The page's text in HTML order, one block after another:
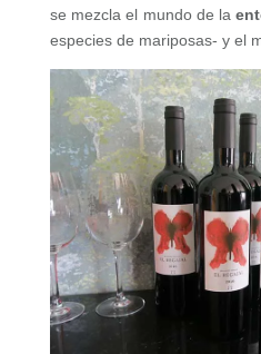
se mezcla el mundo de la
especies de mariposas- y el